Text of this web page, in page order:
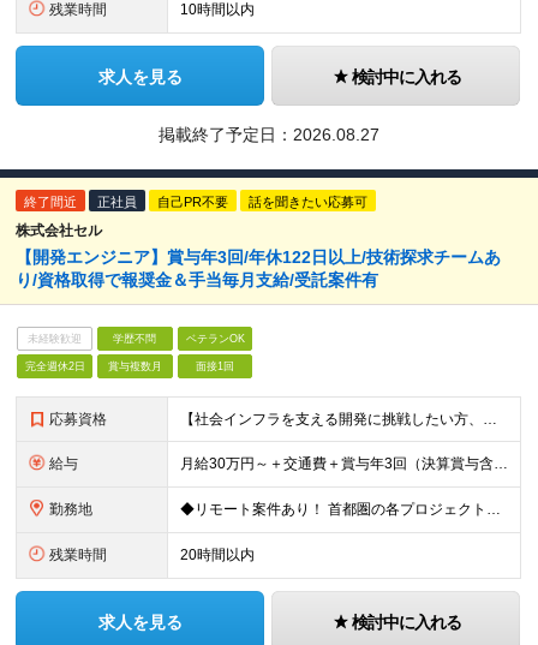
残業時間 10時間以内
求人を見る 検討中に入れる
掲載終了予定日： 2026.08.27
終了間近 正社員 自己PR不要 話を聞きたい応募可
株式会社セル
【開発エンジニア】賞与年3回/年休122日以上/技術探求チームあ
り/資格取得で報奨金＆手当毎月支給/受託案件有
未経験歓迎 学歴不問 ベテランOK
完全週休2日 賞与複数月 面接1回
応募資格 【社会インフラを支える開発に挑戦したい方、大歓迎！】 ●詳細設計の実務経験またはプログラミングの実務経験が1年以上 ●開発言語（Java、Python、C、C++、.NET系など）いずれかの実務経験
給与 月給30万円～＋交通費＋賞与年3回（決算賞与含む） ※経験・スキル・前職給与を最大限考慮し、面談のうえ決定します。 ※残業代は別途全額支給いたします。 ※試用期間3ヶ月あり（期間中の給与・待遇に差異は
勤務地 ◆リモート案件あり！ 首都圏の各プロジェクト先での勤務となります。 【本社】東京都台東区台東1-38-9 イトーピア清洲橋通ビル8F ＼希望者は大阪支社勤務も可能です／ ※(変更の範囲)上記を除く当
残業時間 20時間以内
求人を見る 検討中に入れる